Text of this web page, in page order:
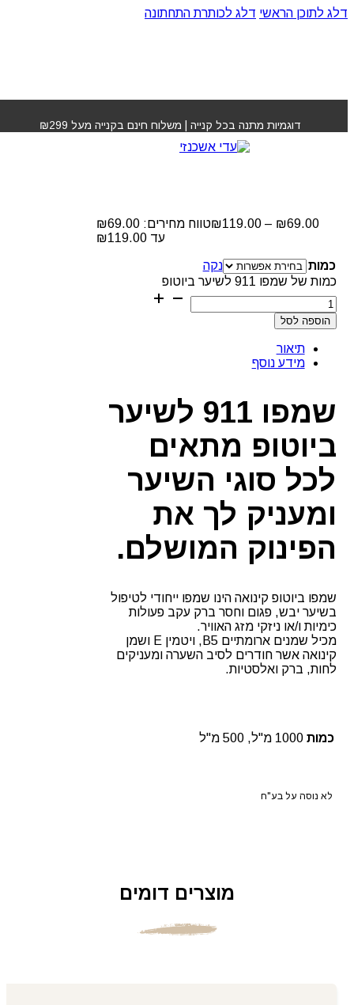
דלג לתוכן הראשי דלג לכותרת התחתונה
דוגמיות מתנה בכל קנייה | משלוח חינם בקנייה מעל ₪299
₪69.00
–
₪119.00
עד ⁦₪119.00⁩
כמות
נקה
כמות של שמפו 911 לשיער ביוטופ
הוספה לסל
תיאור
מידע נוסף
שמפו 911 לשיער
ביוטופ מתאים
לכל סוגי השיער
ומעניק לך את
הפינוק המושלם.
שמפו ביוטופ קינואה הינו שמפו ייחודי לטיפול
בשיער יבש, פגום וחסר ברק עקב פעולות
כימיות ו/או ניזקי מזג האוויר.
מכיל שמנים ארומתיים B5, ויטמין E ושמן
קינואה אשר חודרים לסיב השערה ומעניקים
לחות, ברק ואלסטיות.
כמות 1000 מ"ל, 500 מ"ל
לא נוסה על בע"ח
מוצרים דומים